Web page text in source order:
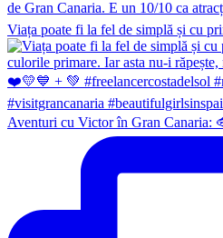
Viața poate fi la fel de simplă și cu
Aventuri cu Victor în Gran Canaria: